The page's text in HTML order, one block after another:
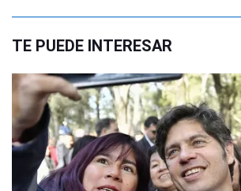
TE PUEDE INTERESAR